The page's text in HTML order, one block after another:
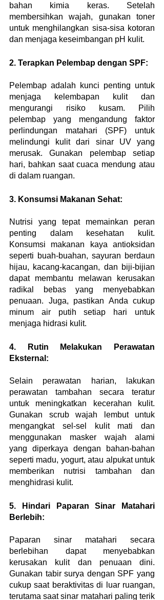
bahan kimia keras. Setelah
membersihkan wajah, gunakan toner
untuk menghilangkan sisa-sisa kotoran
dan menjaga keseimbangan pH kulit.
2. Terapkan Pelembap dengan SPF:
Pelembap adalah kunci penting untuk
menjaga kelembapan kulit dan
mengurangi risiko kusam. Pilih
pelembap yang mengandung faktor
perlindungan matahari (SPF) untuk
melindungi kulit dari sinar UV yang
merusak. Gunakan pelembap setiap
hari, bahkan saat cuaca mendung atau
di dalam ruangan.
3. Konsumsi Makanan Sehat:
Nutrisi yang tepat memainkan peran
penting dalam kesehatan kulit.
Konsumsi makanan kaya antioksidan
seperti buah-buahan, sayuran berdaun
hijau, kacang-kacangan, dan biji-bijian
dapat membantu melawan kerusakan
radikal bebas yang menyebabkan
penuaan. Juga, pastikan Anda cukup
minum air putih setiap hari untuk
menjaga hidrasi kulit.
4. Rutin Melakukan Perawatan
Eksternal:
Selain perawatan harian, lakukan
perawatan tambahan secara teratur
untuk meningkatkan kecerahan kulit.
Gunakan scrub wajah lembut untuk
mengangkat sel-sel kulit mati dan
menggunakan masker wajah alami
yang diperkaya dengan bahan-bahan
seperti madu, yogurt, atau alpukat untuk
memberikan nutrisi tambahan dan
menghidrasi kulit.
5. Hindari Paparan Sinar Matahari
Berlebih:
Paparan sinar matahari secara
berlebihan dapat menyebabkan
kerusakan kulit dan penuaan dini.
Gunakan tabir surya dengan SPF yang
cukup saat beraktivitas di luar ruangan,
terutama saat sinar matahari paling terik